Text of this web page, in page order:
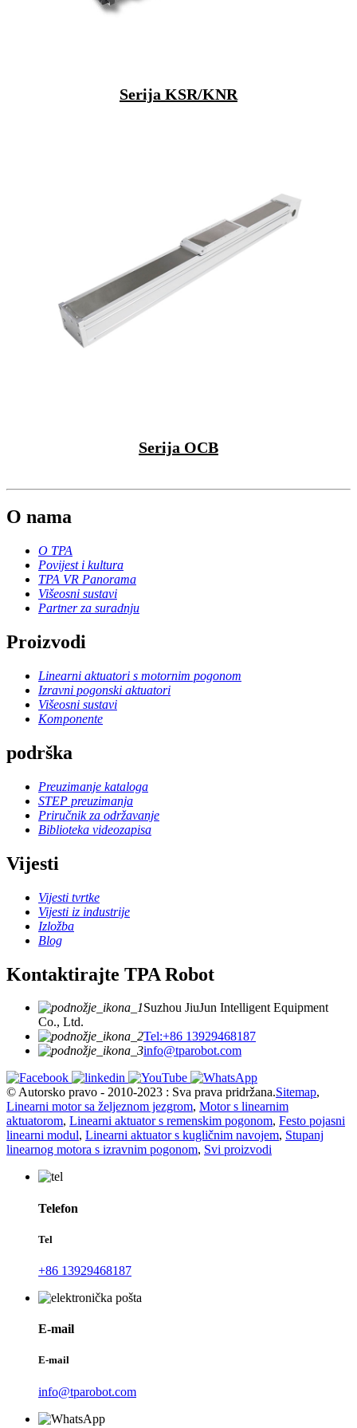
Serija KSR/KNR
Serija OCB
O nama
O TPA
Povijest i kultura
TPA VR Panorama
Višeosni sustavi
Partner za suradnju
Proizvodi
Linearni aktuatori s motornim pogonom
Izravni pogonski aktuatori
Višeosni sustavi
Komponente
podrška
Preuzimanje kataloga
STEP preuzimanja
Priručnik za održavanje
Biblioteka videozapisa
Vijesti
Vijesti tvrtke
Vijesti iz industrije
Izložba
Blog
Kontaktirajte TPA Robot
Suzhou JiuJun Intelligent Equipment
Co., Ltd.
Tel:+86 13929468187
info@tparobot.com
© Autorsko pravo - 2010-2023 : Sva prava pridržana.Sitemap,
Linearni motor sa željeznom jezgrom, Motor s linearnim
aktuatorom, Linearni aktuator s remenskim pogonom, Festo pojasni
linearni modul, Linearni aktuator s kugličnim navojem, Stupanj
linearnog motora s izravnim pogonom, Svi proizvodi
Telefon
Tel
+86 13929468187
E-mail
E-mail
info@tparobot.com